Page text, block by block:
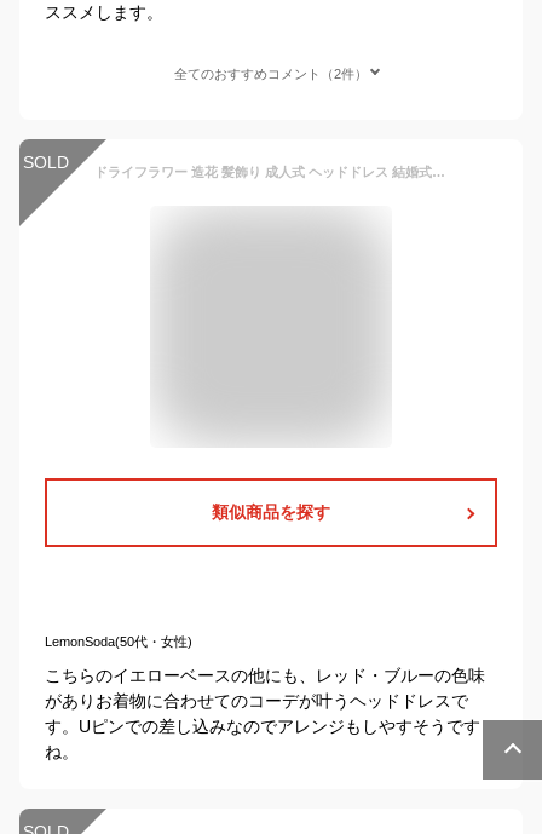
ススメします。
全てのおすすめコメント（2件）
SOLD ドライフラワー 造花 髪飾り 成人式 ヘッドドレス 結婚式 和装 浴衣 着物 振袖 袴 ヘッドアクセサリー 花嫁 和風 卒業式 七五三 手作り 専用ケース付き
類似商品を探す
LemonSoda(50代・女性)
こちらのイエローベースの他にも、レッド・ブルーの色味
がありお着物に合わせてのコーデが叶うヘッドドレスで
す。Uピンでの差し込みなのでアレンジもしやすそうです
ね。